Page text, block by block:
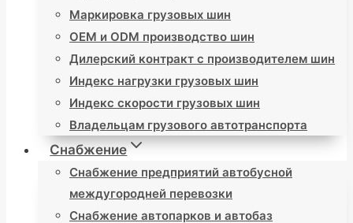
Маркировка грузовых шин
OEM и ODM производство шин
Дилерский контракт с производителем шин
Индекс нагрузки грузовых шин
Индекс скорости грузовых шин
Владельцам грузового автотранспорта
Снабжение
Снабжение предприятий автобусной
междугородней перевозки
Снабжение автопарков и автобаз